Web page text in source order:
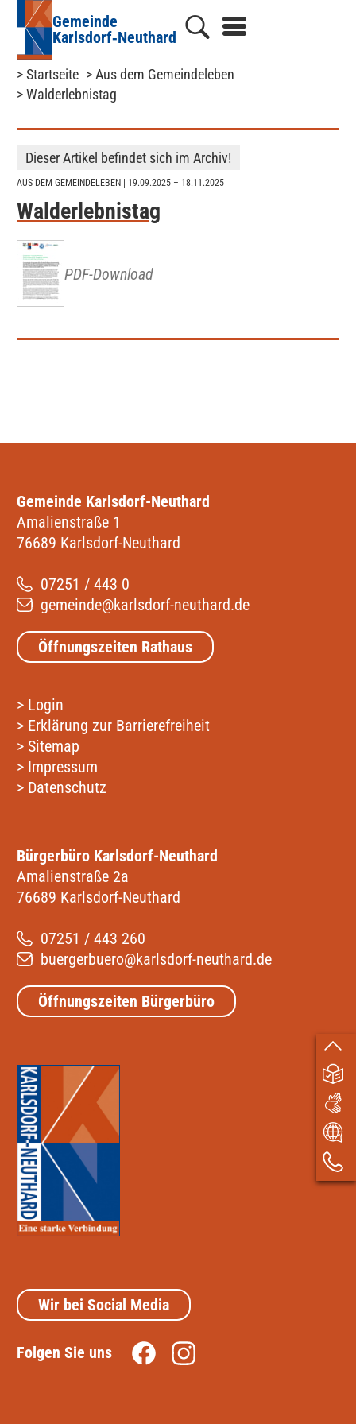
Gemeinde
Karlsdorf‑Neuthard
> Startseite > Aus dem Gemeindeleben
> Walderlebnistag
Dieser Artikel befindet sich im Archiv!
AUS DEM GEMEINDELEBEN | 19.09.2025 – 18.11.2025
Walderlebnistag
PDF-Download
Gemeinde Karlsdorf-Neuthard
Amalienstraße 1
76689 Karlsdorf-Neuthard
07251 / 443 0
gemeinde@karlsdorf-neuthard.de
Öffnungszeiten Rathaus
> Login
> Erklärung zur Barrierefreiheit
> Sitemap
> Impressum
> Datenschutz
Bürgerbüro Karlsdorf-Neuthard
Amalienstraße 2a
76689 Karlsdorf-Neuthard
07251 / 443 260
buergerbuero@karlsdorf-neuthard.de
Öffnungszeiten Bürgerbüro
Wir bei Social Media
Folgen Sie uns